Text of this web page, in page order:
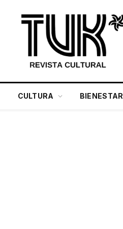
CULTURA BIENESTAR